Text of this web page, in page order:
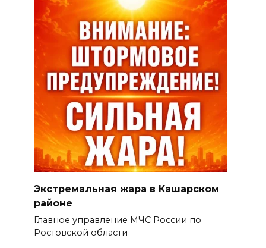
Экстремальная жара в Кашарском
районе
Главное управление МЧС России по
Ростовской области